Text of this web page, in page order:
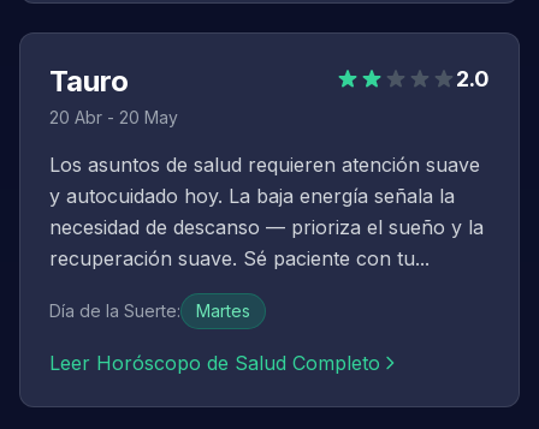
Tauro
20 Abr - 20 May
2.0
Los asuntos de salud requieren atención suave
y autocuidado hoy. La baja energía señala la
necesidad de descanso — prioriza el sueño y la
recuperación suave. Sé paciente con tu...
Día de la Suerte: Martes
Leer Horóscopo de Salud Completo